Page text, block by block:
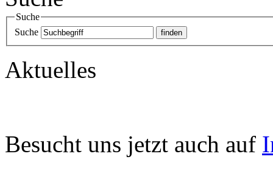
Suche
Suche
Aktuelles
Besucht uns jetzt auch auf